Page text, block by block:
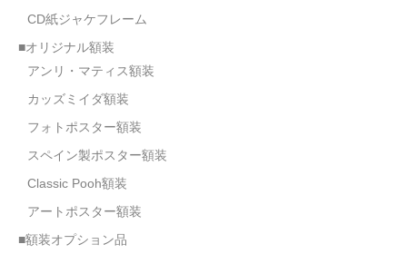
CD紙ジャケフレーム
■オリジナル額装
アンリ・マティス額装
カッズミイダ額装
フォトポスター額装
スペイン製ポスター額装
Classic Pooh額装
アートポスター額装
■額装オプション品